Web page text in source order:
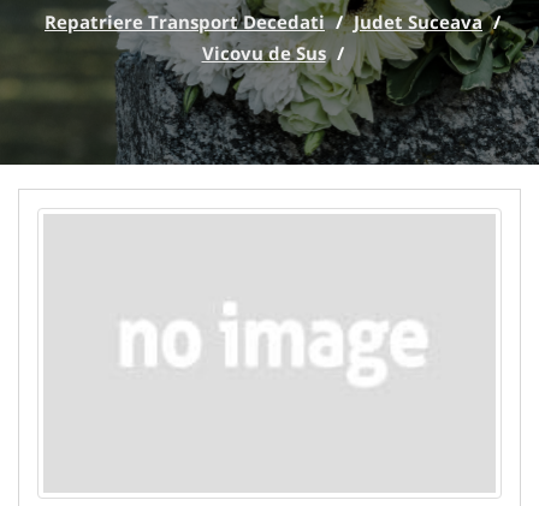
Repatriere Transport Decedati / Judet Suceava /
Vicovu de Sus /